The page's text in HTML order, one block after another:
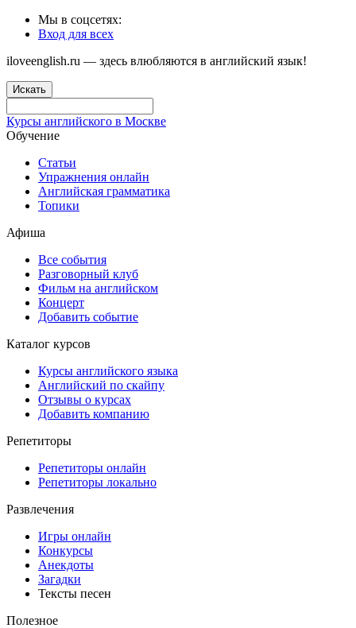
Мы в соцсетях:
Вход для всех
iloveenglish.ru — здесь влюбляются в английский язык!
Искать
Курсы английского в Москве
Обучение
Статьи
Упражнения онлайн
Английская грамматика
Топики
Афиша
Все события
Разговорный клуб
Фильм на английском
Концерт
Добавить событие
Каталог курсов
Курсы английского языка
Английский по скайпу
Отзывы о курсах
Добавить компанию
Репетиторы
Репетиторы онлайн
Репетиторы локально
Развлечения
Игры онлайн
Конкурсы
Анекдоты
Загадки
Тексты песен
Полезное